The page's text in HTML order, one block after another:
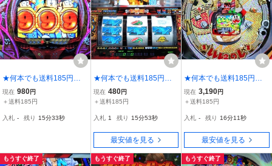
★何本でも送料185円★
PS2 必殺パチンコス
テーションV9 ☆おそ松く
現在 980円
＋送料185円
入札 - 残り 15分31秒
★何本でも送料185円★
PS2 楽勝パチスロ宣
言2【デカダン・十字架】
現在 480円
＋送料185円
入札 1 残り 15分51秒
最安値を見る
★何本でも送料185円★
PS2 必殺パチンコス
テーションV10【レレレ
現在 3,190円
＋送料185円
入札 - 残り 16分9秒
最安値を見る
もうすぐ終了 もうすぐ終了 もうすぐ終了